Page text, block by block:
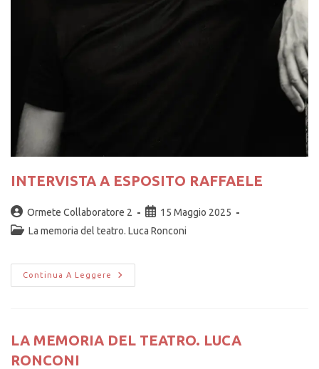
INTERVISTA A ESPOSITO RAFFAELE
Ormete Collaboratore 2
15 Maggio 2025
La memoria del teatro. Luca Ronconi
Continua A Leggere
LA MEMORIA DEL TEATRO. LUCA
RONCONI